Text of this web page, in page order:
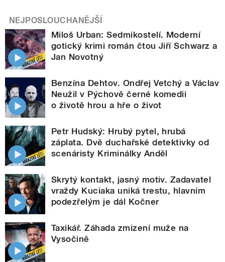
NEJPOSLOUCHANĚJŠÍ
Miloš Urban: Sedmikostelí. Moderní
gotický krimi román čtou Jiří Schwarz a
Jan Novotný
Benzína Dehtov. Ondřej Vetchý a Václav
Neužil v Pýchově černé komedii
o životě hrou a hře o život
Petr Hudský: Hrubý pytel, hrubá
záplata. Dvě duchařské detektivky od
scenáristy Kriminálky Anděl
Skrytý kontakt, jasný motiv. Zadavatel
vraždy Kuciaka uniká trestu, hlavním
podezřelým je dál Kočner
Taxikář. Záhada zmizení muže na
Vysočině